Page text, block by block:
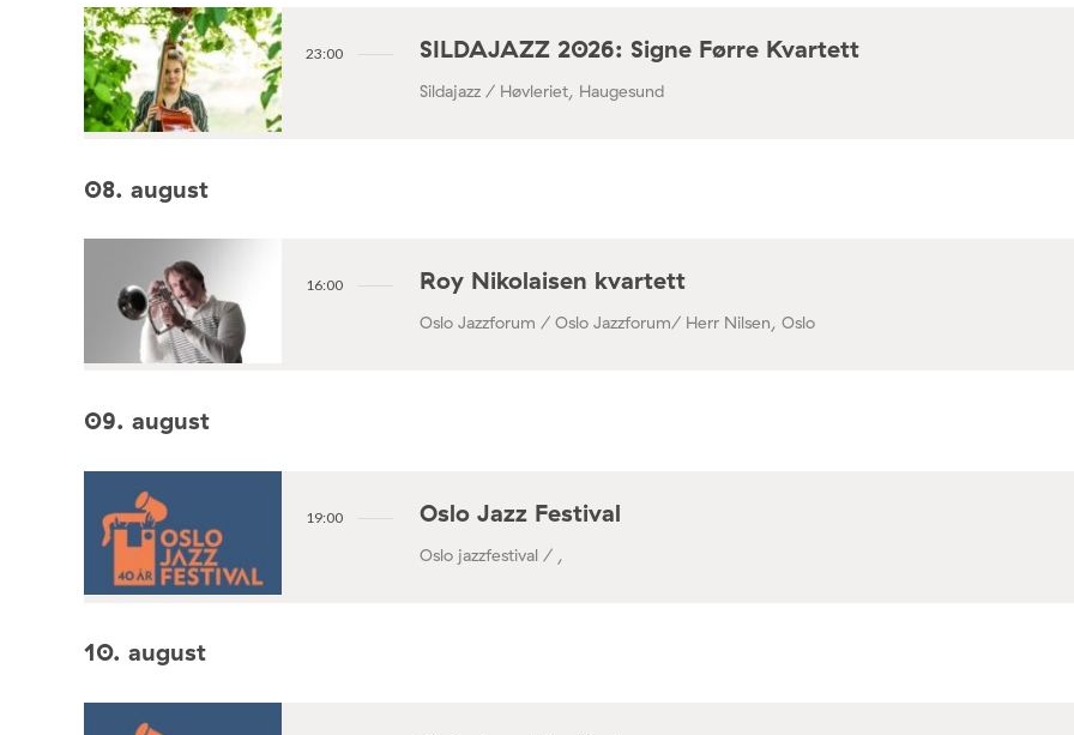
23:00 SILDAJAZZ 2026: Signe Førre Kvartett
Sildajazz / Høvleriet, Haugesund
08. august
16:00 Roy Nikolaisen kvartett
Oslo Jazzforum / Oslo Jazzforum/ Herr Nilsen, Oslo
09. august
19:00 Oslo Jazz Festival
Oslo jazzfestival / ,
10. august